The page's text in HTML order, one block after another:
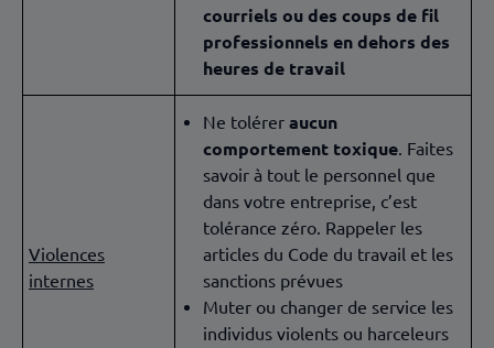
courriels ou des coups de fil
professionnels en dehors des
heures de travail
Violences
internes
Ne tolérer aucun
comportement toxique. Faites
savoir à tout le personnel que
dans votre entreprise, c’est
tolérance zéro. Rappeler les
articles du Code du travail et les
sanctions prévues
Muter ou changer de service les
individus violents ou harceleurs